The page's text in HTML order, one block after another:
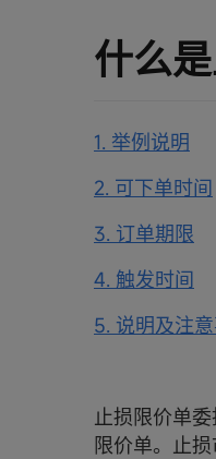
什么
1. 举例说明
2. 可下单时间
3. 订单期限
4. 触发时间
5. 说明及注
止损限价单
限价单。止